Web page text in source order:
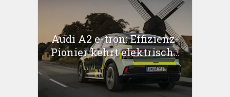
Audi A2 e-tron: Effizienz-
Pionier kehrt elektrisch...